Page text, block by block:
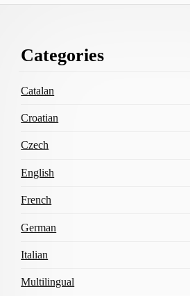
Content
Categories
Catalan
Croatian
Czech
English
French
German
Italian
Multilingual